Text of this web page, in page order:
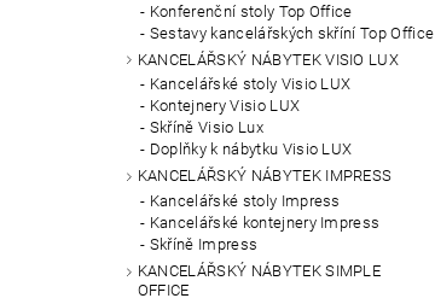
Konferenční stoly Top Office
Sestavy kancelářských skříní Top Office
KANCELÁŘSKÝ NÁBYTEK VISIO LUX
Kancelářské stoly Visio LUX
Kontejnery Visio LUX
Skříně Visio Lux
Doplňky k nábytku Visio LUX
KANCELÁŘSKÝ NÁBYTEK IMPRESS
Kancelářské stoly Impress
Kancelářské kontejnery Impress
Skříně Impress
KANCELÁŘSKÝ NÁBYTEK SIMPLE
OFFICE